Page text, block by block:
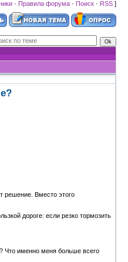
· Правила форума · Поиск · RSS ]
решение. Вместо этого
дороге: если резко тормозить
Что именно меня больше всего